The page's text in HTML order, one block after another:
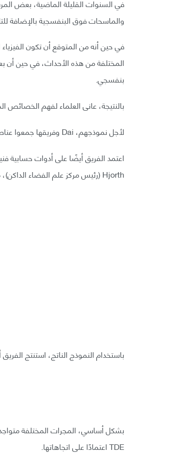
في السنوات القليلة الماضية، بعض
والماسحات فوق البنفسجية بالإضافة
في حين أنه من المتوقع أن تكون
المختلفة من هذه الأحداث، في حين
بنفسجي.
بالنتيجة، عانى العلماء لفهم
لأجل نموذجهم، Dai وفريقها جمعوا عناصر من النسبية العامة، المجالات المغناطيسية، الإشعاع، وديناميكا الموائع.
Hjorth (رئيس مركز علم الفضاء الداكن)، مؤسسة علوم الولايات المتحدة الوطنية، وناسا.
باستخدام النموذج الناتج، استنتج
بشكل أساسي، المجرات المختلفة
TDE اعتمادًا على اتجاهاتها.